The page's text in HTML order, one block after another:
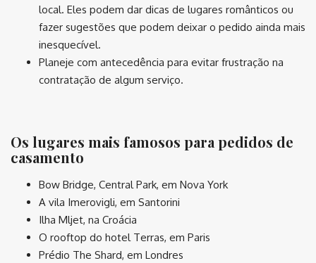
local. Eles podem dar dicas de lugares românticos ou
fazer sugestões que podem deixar o pedido ainda mais
inesquecível.
Planeje com antecedência para evitar frustração na
contratação de algum serviço.
Os lugares mais famosos para pedidos de
casamento
Bow Bridge, Central Park, em Nova York
A vila Imerovigli, em Santorini
Ilha Mljet, na Croácia
O rooftop do hotel Terras, em Paris
Prédio The Shard, em Londres